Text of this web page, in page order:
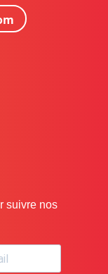
suivre nos